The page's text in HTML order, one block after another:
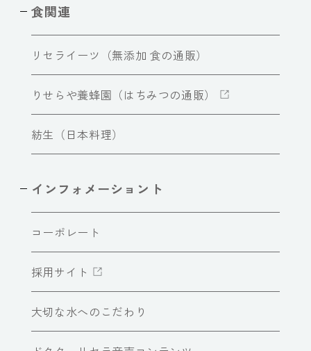
食関連
リセライーツ（無添加 食の通販）
りせらや養蜂園（はちみつの通販）
紡生（日本料理）
インフォメーショント
コーポレート
採用サイト
大切な水へのこだわり